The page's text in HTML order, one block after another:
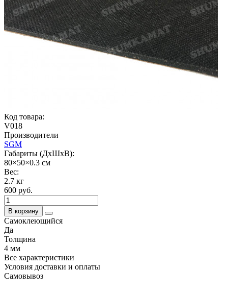
Код товара:
V018
Производители
SGM
Габариты (ДхШхВ):
80×50×0.3 см
Вес:
2.7 кг
600 руб.
В корзину
Самоклеющийся
Да
Толщина
4 мм
Все характеристики
Условия доставки и оплаты
Самовывоз